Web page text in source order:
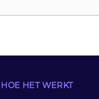
HOE HET WERKT